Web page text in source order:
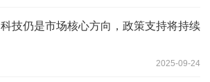
科技仍是市场核心方向，政策支持将持续
2025-09-24